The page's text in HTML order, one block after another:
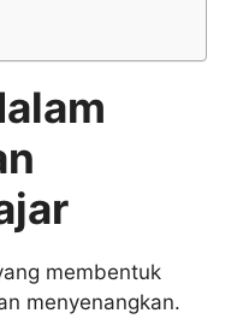
membentuk
menyenangkan.